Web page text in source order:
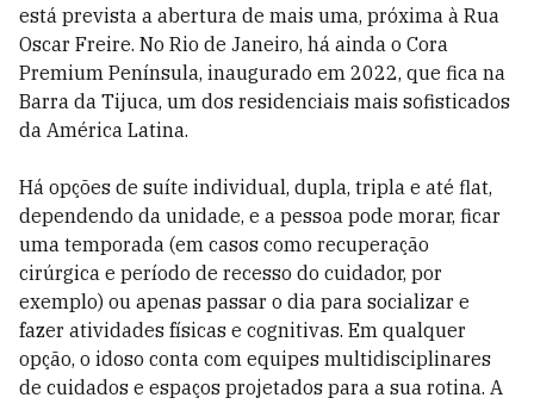
está prevista a abertura de mais uma, próxima à Rua
Oscar Freire. No Rio de Janeiro, há ainda o Cora
Premium Península, inaugurado em 2022, que fica na
Barra da Tijuca, um dos residenciais mais sofisticados
da América Latina.
Há opções de suíte individual, dupla, tripla e até flat,
dependendo da unidade, e a pessoa pode morar, ficar
uma temporada (em casos como recuperação
cirúrgica e período de recesso do cuidador, por
exemplo) ou apenas passar o dia para socializar e
fazer atividades físicas e cognitivas. Em qualquer
opção, o idoso conta com equipes multidisciplinares
de cuidados e espaços projetados para a sua rotina. A